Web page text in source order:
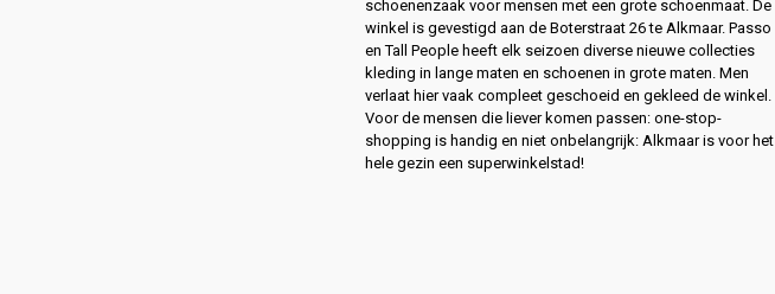
schoenenzaak voor mensen met een grote schoenmaat. De
winkel is gevestigd aan de Boterstraat 26 te Alkmaar. Passo
en Tall People heeft elk seizoen diverse nieuwe collecties
kleding in lange maten en schoenen in grote maten. Men
verlaat hier vaak compleet geschoeid en gekleed de winkel.
Voor de mensen die liever komen passen: one-stop-
shopping is handig en niet onbelangrijk: Alkmaar is voor het
hele gezin een superwinkelstad!